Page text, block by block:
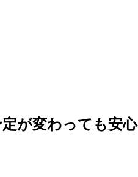
が変わっても安心